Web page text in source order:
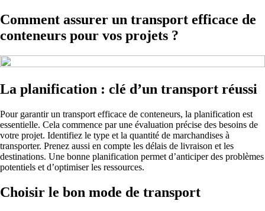
Comment assurer un transport efficace de
conteneurs pour vos projets ?
La planification : clé d’un transport réussi
Pour garantir un transport efficace de conteneurs, la planification est
essentielle. Cela commence par une évaluation précise des besoins de
votre projet. Identifiez le type et la quantité de marchandises à
transporter. Prenez aussi en compte les délais de livraison et les
destinations. Une bonne planification permet d’anticiper des problèmes
potentiels et d’optimiser les ressources.
Choisir le bon mode de transport